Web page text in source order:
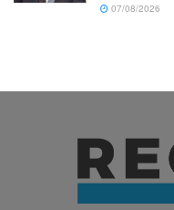
07/08/2026